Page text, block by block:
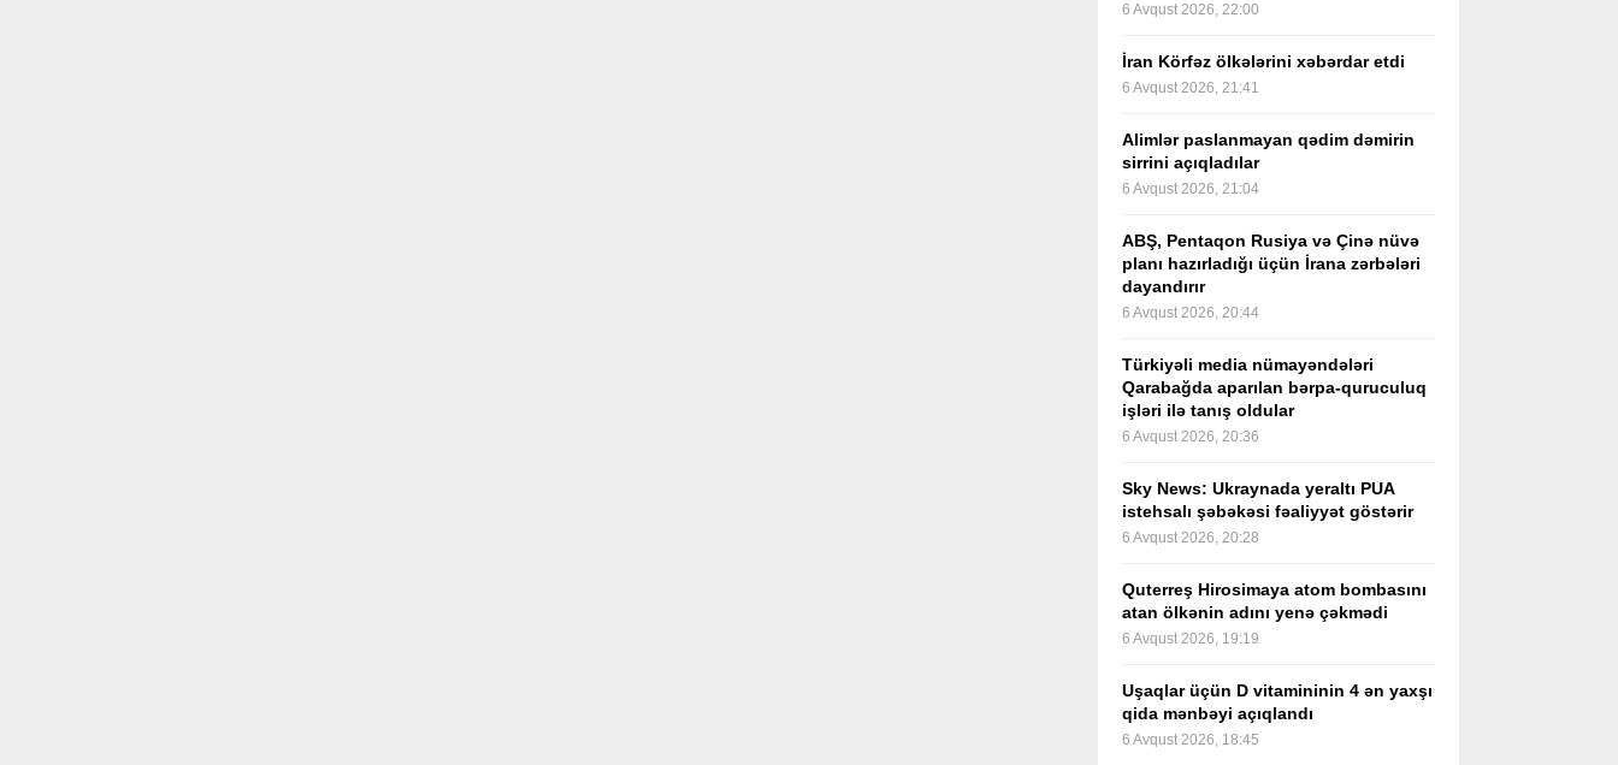
6 Avqust 2026, 22:00
İran Körfəz ölkələrini xəbərdar etdi
6 Avqust 2026, 21:41
Alimlər paslanmayan qədim dəmirin
sirrini açıqladılar
6 Avqust 2026, 21:04
ABŞ, Pentaqon Rusiya və Çinə nüvə
planı hazırladığı üçün İrana zərbələri
dayandırır
6 Avqust 2026, 20:44
Türkiyəli media nümayəndələri
Qarabağda aparılan bərpa-quruculuq
işləri ilə tanış oldular
6 Avqust 2026, 20:36
Sky News: Ukraynada yeraltı PUA
istehsalı şəbəkəsi fəaliyyət göstərir
6 Avqust 2026, 20:28
Quterreş Hirosimaya atom bombasını
atan ölkənin adını yenə çəkmədi
6 Avqust 2026, 19:19
Uşaqlar üçün D vitamininin 4 ən yaxşı
qida mənbəyi açıqlandı
6 Avqust 2026, 18:45